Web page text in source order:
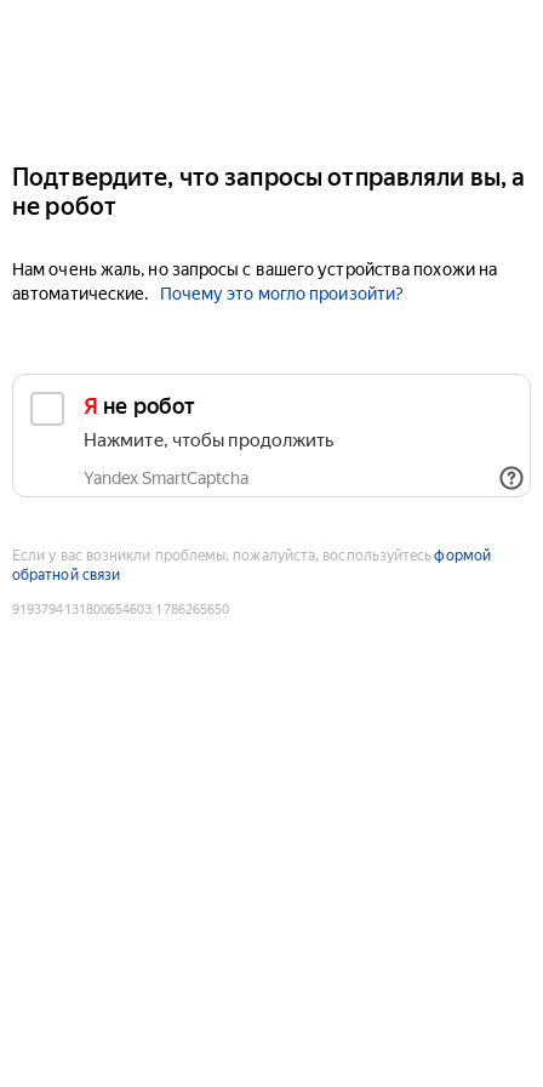
Подтвердите, что запросы отправляли вы, а
не робот
Нам очень жаль, но запросы с вашего устройства похожи на
автоматические.
Почему это могло произойти?
Я не робот
Нажмите, чтобы продолжить
Yandex SmartCaptcha
Если у вас возникли проблемы, пожалуйста, воспользуйтесьформой
обратной связи
9193794131800654603:1786265650